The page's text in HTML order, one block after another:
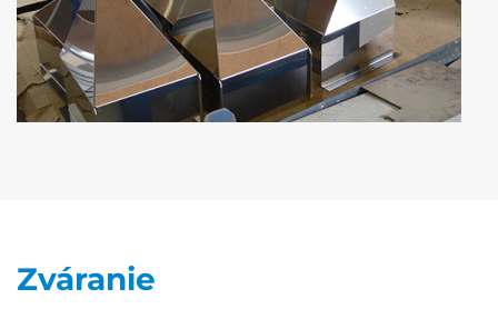
Zváranie